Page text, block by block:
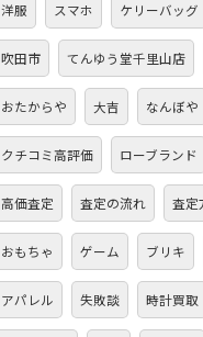
洋服 スマホ ケリーバッグ
吹田市 てんゆう堂千里山店
おたからや 大吉 なんぼや
クチコミ高評価 ローブランド
高価査定 査定の流れ 査定
おもちゃ ゲーム ブリキ
アパレル 失敗談 時計買取